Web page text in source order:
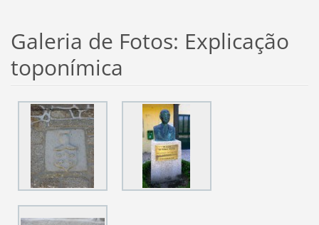
Galeria de Fotos: Explicação
toponímica